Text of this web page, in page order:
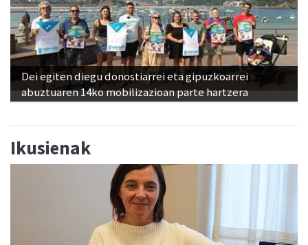
Dei egiten diegu donostiarrei eta gipuzkoarrei
abuztuaren 14ko mobilizazioan parte hartzera
Ikusienak